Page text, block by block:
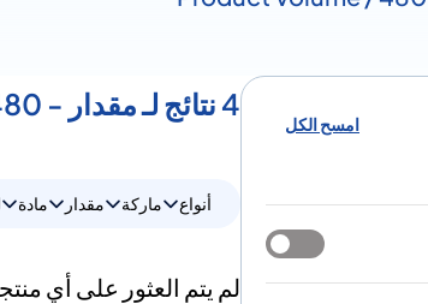
امسح الكل
4 نتائج لـ مقدار - 480 ML
أنواع ماركة مقدار مادة
لم يتم العثور على أي